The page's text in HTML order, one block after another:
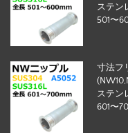
ステン
501〜
寸法フ
ステン
601〜